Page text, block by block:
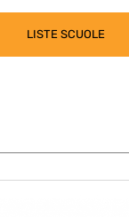
LISTE SCUOLE